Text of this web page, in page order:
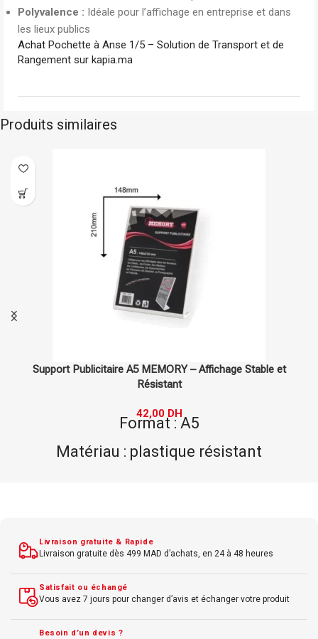
Polyvalence : Idéale pour l’affichage en entreprise et dans
les lieux publics
Achat Pochette à Anse 1/5 – Solution de Transport et de
Rangement sur kapia.ma
Produits similaires
Support Publicitaire Magnétique A3 REAP
Reap
Format : A3
Usage : affichage de documents
Livraison gratuite & Rapide
Livraison gratuite dès 499 MAD d’achats, en 24 à 48 heures
Satisfait ou échangé
Vous avez 7 jours pour changer d’avis et échanger votre produit
Besoin d’un devis ?